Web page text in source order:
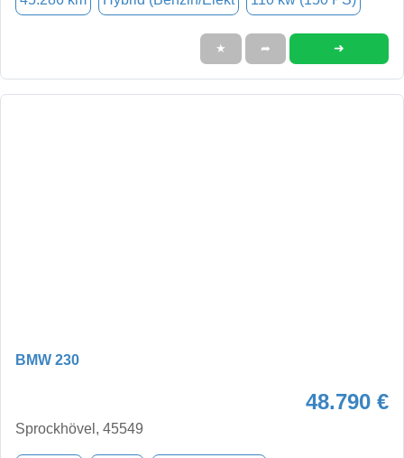
★ ➦ ➜
BMW 230
48.790 €
Sprockhövel, 45549